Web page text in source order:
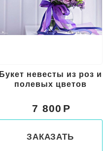
Букет невесты из роз и
полевых цветов
7 800
ЗАКАЗАТЬ